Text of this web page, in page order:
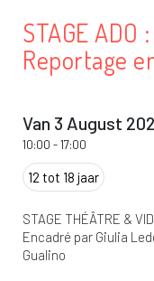
STAGE ADO
Reportage
Van 3 August
10:00 -17:00
12 tot 18 jaar
STAGE THÉÂTRE &
Encadré par Giulia
Gualino